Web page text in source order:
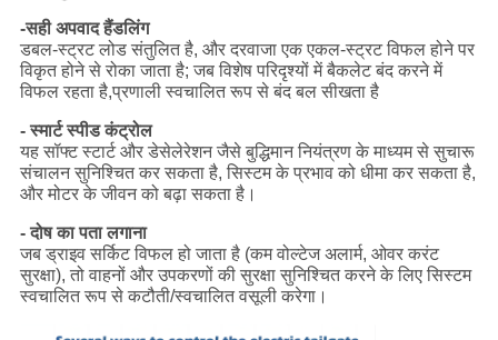
-सही अपवाद हैंडलिंग
डबल-स्ट्रट लोड संतुलित है, और दरवाजा एक एकल-स्ट्रट विफल होने पर
विकृत होने से रोका जाता है; जब विशेष परिदृश्यों में बैकलेट बंद करने में
विफल रहता है,प्रणाली स्वचालित रूप से बंद बल सीखता है
- स्मार्ट स्पीड कंट्रोल
यह सॉफ्ट स्टार्ट और डेसेलेरेशन जैसे बुद्धिमान नियंत्रण के माध्यम से सुचारू
संचालन सुनिश्चित कर सकता है, सिस्टम के प्रभाव को धीमा कर सकता है,
और मोटर के जीवन को बढ़ा सकता है।
- दोष का पता लगाना
जब ड्राइव सर्किट विफल हो जाता है (कम वोल्टेज अलार्म, ओवर करंट
सुरक्षा), तो वाहनों और उपकरणों की सुरक्षा सुनिश्चित करने के लिए सिस्टम
स्वचालित रूप से कटौती/स्वचालित वसूली करेगा।